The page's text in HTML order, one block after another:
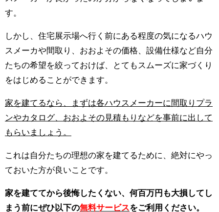
す。
しかし、住宅展示場へ行く前にある程度の気になるハウ
スメーカや間取り、おおよその価格、設備仕様など自分
たちの希望を絞っておけば、とてもスムーズに家づくり
をはじめることができます。
家を建てるなら、まずは各ハウスメーカーに間取りプラ
ンやカタログ、おおよその見積もりなどを事前に出して
もらいましょう。
これは自分たちの理想の家を建てるために、絶対にやっ
ておいた方が良いことです。
家を建ててから後悔したくない、何百万円も大損してし
まう前にぜひ以下の無料サービスをご利用ください。